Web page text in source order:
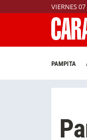
VIERNES
PAMPITA